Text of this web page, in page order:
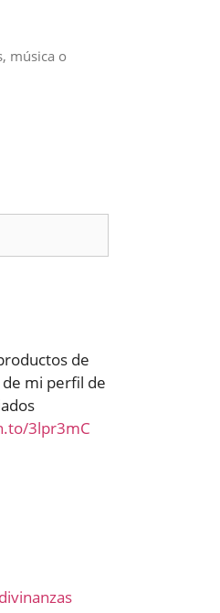
música o
de
de mi perfil de
3lpr3mC